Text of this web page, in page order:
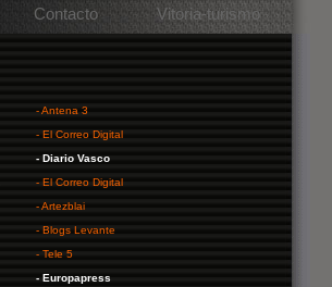
Contacto Vitoria-turismo
- Antena 3
- El Correo Digital
- Diario Vasco
- El Correo Digital
- Artezblai
- Blogs Levante
- Tele 5
- Europapress